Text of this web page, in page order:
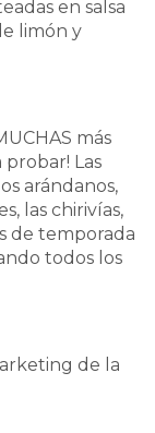
en salsa
limón y
más
Las
arándanos,
las chirivías,
de temporada
todos los
de la